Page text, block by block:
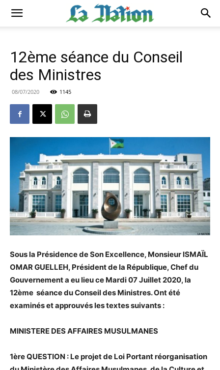
12ème séance du Conseil
des Ministres
08/07/2020 1145
Sous la Présidence de Son Excellence, Monsieur ISMAÏL
OMAR GUELLEH, Président de la République, Chef du
Gouvernement a eu lieu ce Mardi 07 Juillet 2020, la
12ème séance du Conseil des Ministres. Ont été
examinés et approuvés les textes suivants :
MINISTERE DES AFFAIRES MUSULMANES
1ère QUESTION : Le projet de Loi Portant réorganisation